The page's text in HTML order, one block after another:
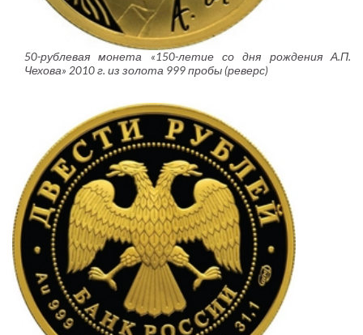
50-рублевая монета «150-летие со дня рождения А.П.
Чехова» 2010 г. из золота 999 пробы (реверс)